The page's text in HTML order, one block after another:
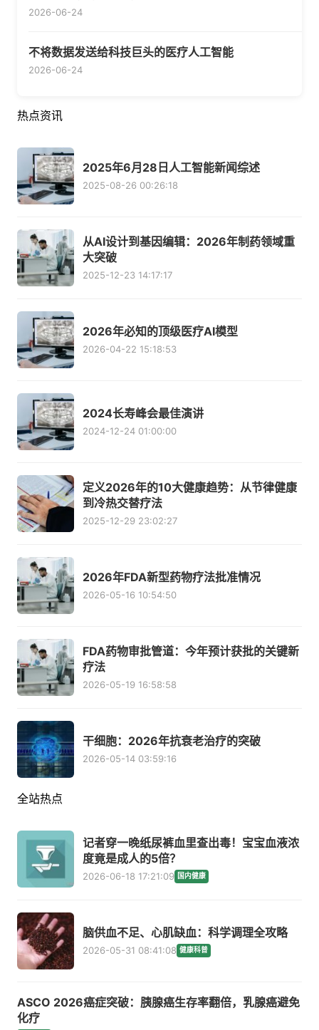
2026-06-24
不将数据发送给科技巨头的医疗人工智能
2026-06-24
热点资讯
2025年6月28日人工智能新闻综述
2025-08-26 00:26:18
从AI设计到基因编辑：2026年制药领域重
大突破
2025-12-23 14:17:17
2026年必知的顶级医疗AI模型
2026-04-22 15:18:53
2024长寿峰会最佳演讲
2024-12-24 01:00:00
定义2026年的10大健康趋势：从节律健康
到冷热交替疗法
2025-12-29 23:02:27
2026年FDA新型药物疗法批准情况
2026-05-16 10:54:50
FDA药物审批管道：今年预计获批的关键新
疗法
2026-05-19 16:58:58
干细胞：2026年抗衰老治疗的突破
2026-05-14 03:59:16
全站热点
记者穿一晚纸尿裤血里查出毒！宝宝血液浓
度竟是成人的5倍？
2026-06-18 17:21:09 国内健康
脑供血不足、心肌缺血：科学调理全攻略
2026-05-31 08:41:08 健康科普
ASCO 2026癌症突破：胰腺癌生存率翻倍，乳腺癌避免
化疗